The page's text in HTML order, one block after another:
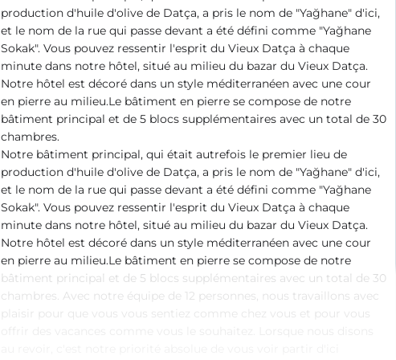
production d'huile d'olive de Datça, a pris le nom de "Yağhane" d'ici,
et le nom de la rue qui passe devant a été défini comme "Yağhane
Sokak". Vous pouvez ressentir l'esprit du Vieux Datça à chaque
minute dans notre hôtel, situé au milieu du bazar du Vieux Datça.
Notre hôtel est décoré dans un style méditerranéen avec une cour
en pierre au milieu.Le bâtiment en pierre se compose de notre
bâtiment principal et de 5 blocs supplémentaires avec un total de 30
chambres.
Notre bâtiment principal, qui était autrefois le premier lieu de
production d'huile d'olive de Datça, a pris le nom de "Yağhane" d'ici,
et le nom de la rue qui passe devant a été défini comme "Yağhane
Sokak". Vous pouvez ressentir l'esprit du Vieux Datça à chaque
minute dans notre hôtel, situé au milieu du bazar du Vieux Datça.
Notre hôtel est décoré dans un style méditerranéen avec une cour
en pierre au milieu.Le bâtiment en pierre se compose de notre
bâtiment principal et de 5 blocs supplémentaires avec un total de 30
chambres. Avec notre équipe de 12 personnes, nous travaillons avec
plaisir pour que vous vous sentiez comme chez vous et pour vous